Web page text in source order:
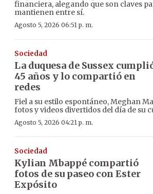
financiera, alegando que son claves
mantienen entre sí.
Agosto 5, 2026 06:51 p. m.
Sociedad
La duquesa de Sussex
45 años y lo compartió en
redes
Fiel a su estilo espontáneo, Meghan
fotos y videos divertidos del día de su
Agosto 5, 2026 04:21 p. m.
Sociedad
Kylian Mbappé compartió
fotos de su paseo con Ester
Expósito